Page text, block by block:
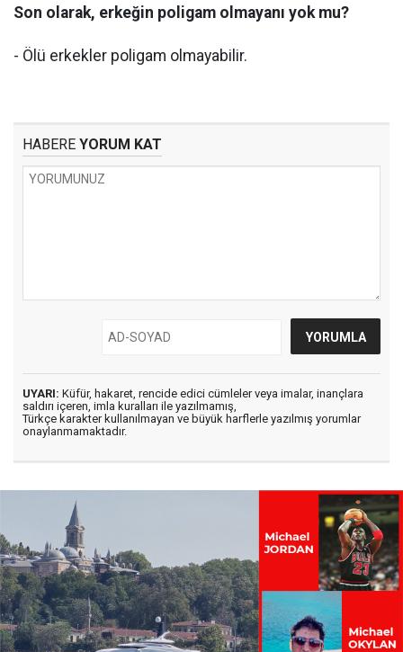
Son olarak, erkeğin poligam olmayanı yok mu?
- Ölü erkekler poligam olmayabilir.
HABERE YORUM KAT
UYARI: Küfür, hakaret, rencide edici cümleler veya imalar, inançlara
saldırı içeren, imla kuralları ile yazılmamış,
Türkçe karakter kullanılmayan ve büyük harflerle yazılmış yorumlar
onaylanmamaktadır.